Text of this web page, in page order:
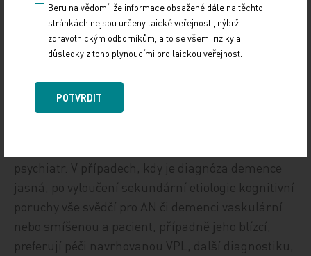
pro všeobecné praktické lékaře z roku 2024 je
úlohou VPL časný záchyt a aktivní vyhledávání
pacientů s kognitivní poruchou, vyšetření pacientů
diagnostika a diferenciální diagnostika, intervence
ovlivnitelných příčin demence. Indikovaného
psychiatr. V případech, kdy je diagnóza demence
jasná, po vyloučení sekundární etiologie kognitivní
poruchy vše svědčí pro AN či demenci vaskulární
nebo smíšenou a pacient, případně jeho blízcí,
preferují péči navrhovanou VPL, další diagnostiku,
Beru na vědomí, že informace obsažené dále na těchto
stránkách nejsou určeny laické veřejnosti, nýbrž
zdravotnickým odborníkům, a to se všemi riziky a
důsledky z toho plynoucími pro laickou veřejnost.
POTVRDIT